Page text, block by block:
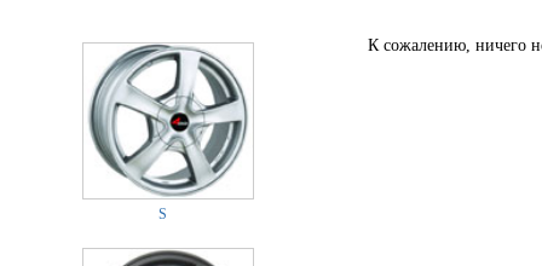
S
К сожалению, ничего